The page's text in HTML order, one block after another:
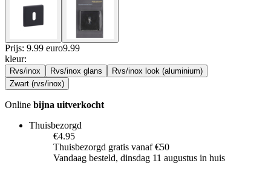
Prijs: 9.99 euro9.99
kleur:
Rvs/inox Rvs/inox glans
Rvs/inox look (aluminium)
Zwart (rvs/inox)
Online bijna uitverkocht
Thuisbezorgd
€4.95
Thuisbezorgd gratis vanaf €50
Vandaag besteld, dinsdag 11 augustus in huis